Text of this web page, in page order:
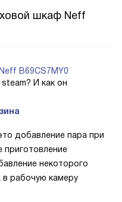
шкаф Neff
B69CS7MY0
И как он
добавление пара при
приготовление
некоторого
в рабочую камеру